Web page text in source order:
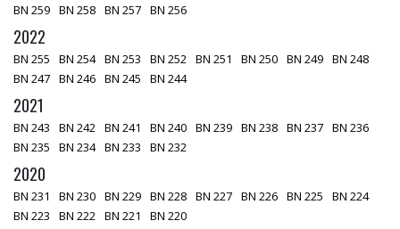
BN 259 BN 258 BN 257 BN 256
2022
BN 255 BN 254 BN 253 BN 252 BN 251 BN 250 BN 249 BN 248
BN 247 BN 246 BN 245 BN 244
2021
BN 243 BN 242 BN 241 BN 240 BN 239 BN 238 BN 237 BN 236
BN 235
BN 234 BN 233 BN 232
2020
BN 231 BN 230 BN 229 BN 228 BN 227 BN 226 BN 225
BN 224
BN 223
BN 222 BN 221 BN 220